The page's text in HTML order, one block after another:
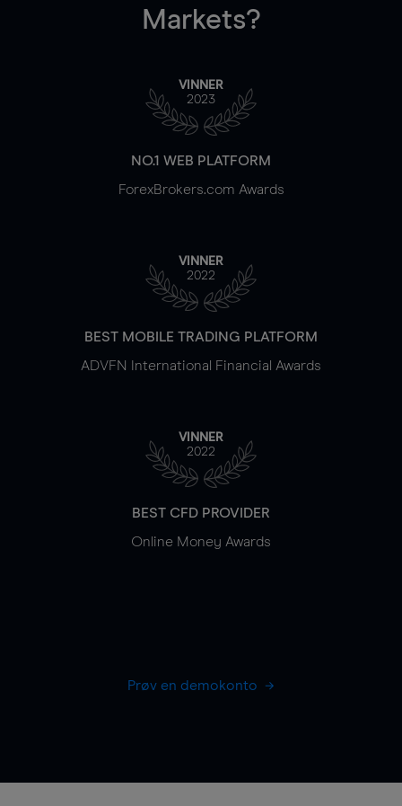
Markets?
VINNER
2023
NO.1 WEB PLATFORM
ForexBrokers.com Awards
VINNER
2022
BEST MOBILE TRADING PLATFORM
ADVFN International Financial Awards
VINNER
2022
BEST CFD PROVIDER
Online Money Awards
Prøv en demokonto